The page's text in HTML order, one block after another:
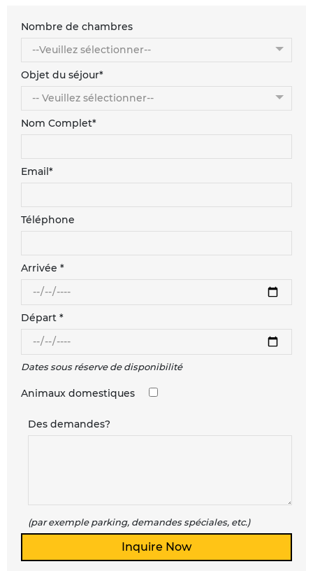
Nombre de chambres
Objet du séjour*
Nom Complet*
Email*
Téléphone
Arrivée *
Départ *
Dates sous réserve de disponibilité
Animaux domestiques
Des demandes?
(par exemple parking, demandes spéciales, etc.)